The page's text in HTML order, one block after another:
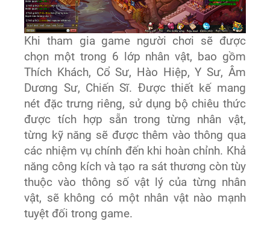
Khi tham gia game người chơi sẽ được
chọn một trong 6 lớp nhân vật, bao gồm
Thích Khách, Cổ Sư, Hào Hiệp, Y Sư, Âm
Dương Sư, Chiến Sĩ. Được thiết kế mang
nét đặc trưng riêng, sử dụng bộ chiêu thức
được tích hợp sẵn trong từng nhân vật,
từng kỹ năng sẽ được thêm vào thông qua
các nhiệm vụ chính đến khi hoàn chỉnh. Khả
năng công kích và tạo ra sát thương còn tùy
thuộc vào thông số vật lý của từng nhân
vật, sẽ không có một nhân vật nào mạnh
tuyệt đối trong game.